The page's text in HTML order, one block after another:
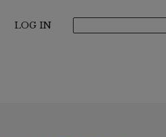
LOG IN